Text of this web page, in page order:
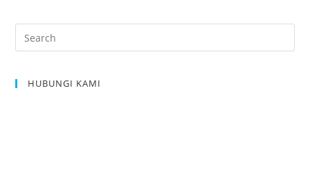
HUBUNGI KAMI